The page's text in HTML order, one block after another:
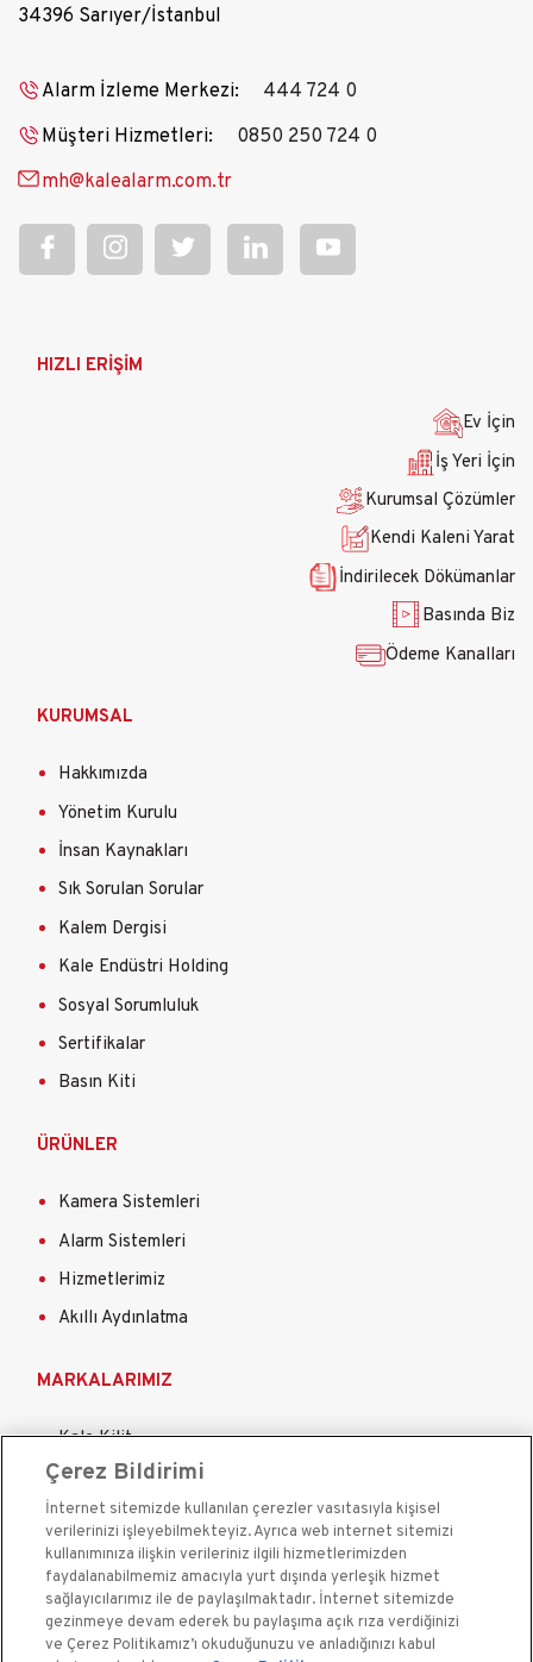
34396 Sarıyer/İstanbul
Alarm İzleme Merkezi:
444 724 0
Müşteri Hizmetleri:
0850 250 724 0
mh@kalealarm.com.tr
AnaHIZLI ERİŞİM
Ev İçin
İş Yeri İçin
Kurumsal Çözümler
Kendi Kaleni Yarat
İndirilecek Dökümanlar
Basında Biz
Ödeme Kanalları
KURUMSAL
Hakkımızda
Yönetim Kurulu
İnsan Kaynakları
Sık Sorulan Sorular
Kalem Dergisi
Kale Endüstri Holding
Sosyal Sorumluluk
Sertifikalar
Basın Kiti
ÜRÜNLER
Kamera Sistemleri
Alarm Sistemleri
Hizmetlerimiz
Akıllı Aydınlatma
MARKALARIMIZ
Kale Kilit
Kale Çelik Kapı
Kale Çelik Kasa
Kale Kapı Pencere Sistemleri
Kale Sigorta
Çerez Bildirimi
İnternet sitemizde kullanılan çerezler vasıtasıyla kişisel
verilerinizi işleyebilmekteyiz. Ayrıca web internet sitemizi
kullanımınıza ilişkin verileriniz ilgili hizmetlerimizden
faydalanabilmemiz amacıyla yurt dışında yerleşik hizmet
sağlayıcılarımız ile de paylaşılmaktadır. İnternet sitemizde
gezinmeye devam ederek bu paylaşıma açık rıza verdiğinizi
ve Çerez Politikamız’ı okuduğunuzu ve anladığınızı kabul